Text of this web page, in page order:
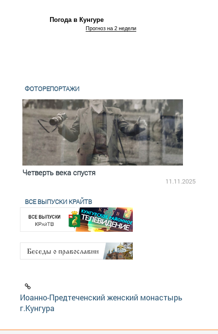
Погода в Кунгуре
Прогноз на 2 недели
ФОТОРЕПОРТАЖИ
Четверть века спустя
11.11.2025
ВСЕ ВЫПУСКИ КРАЙТВ
Иоанно-Предтеченский женский монастырь
г.Кунгура